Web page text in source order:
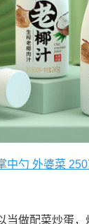
中勺 外婆菜
当做配菜炒蛋